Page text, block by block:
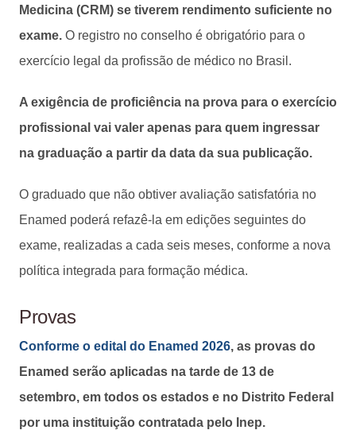
Medicina (CRM) se tiverem rendimento suficiente no
exame. O registro no conselho é obrigatório para o
exercício legal da profissão de médico no Brasil.
A exigência de proficiência na prova para o exercício
profissional vai valer apenas para quem ingressar
na graduação a partir da data da sua publicação.
O graduado que não obtiver avaliação satisfatória no
Enamed poderá refazê-la em edições seguintes do
exame, realizadas a cada seis meses, conforme a nova
política integrada para formação médica.
Provas
Conforme o edital do Enamed 2026, as provas do
Enamed serão aplicadas na tarde de 13 de
setembro, em todos os estados e no Distrito Federal
por uma instituição contratada pelo Inep.